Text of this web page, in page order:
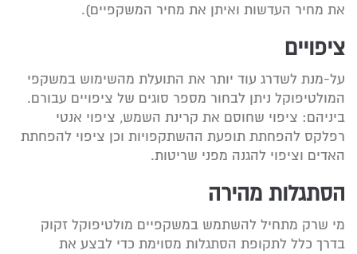
את מחיר העדשות ואיתן את מחיר המשקפיים).
ציפויים
על-מנת לשדרג עוד יותר את התועלת מהשימוש במשקפי
המולטיפוקל ניתן לבחור מספר סוגים של ציפויים עבורם.
ביניהם: ציפוי שחוסם את קרינת השמש, ציפוי אנטי
רפלקס להפחתת תופעת ההשתקפויות וכן ציפוי להפחתת
האדים וציפוי להגנה מפני שריטות.
הסתגלות מהירה
מי שרק מתחיל להשתמש במשקפיים מולטיפוקל זקוק
בדרך כלל לתקופת הסתגלות מסוימת כדי לבצע את